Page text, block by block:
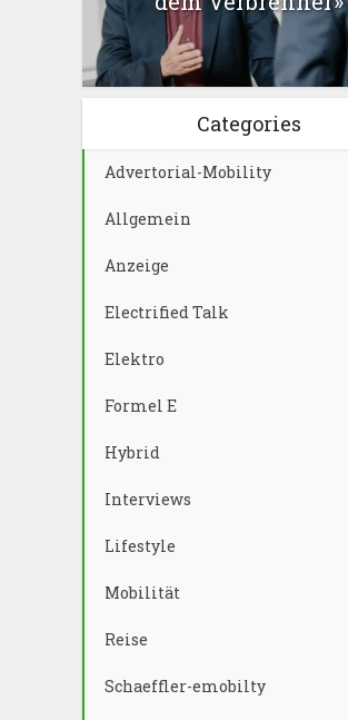
Categories
Advertorial-Mobility
Allgemein
Anzeige
Electrified Talk
Elektro
Formel E
Hybrid
Interviews
Lifestyle
Mobilität
Reise
Schaeffler-emobilty